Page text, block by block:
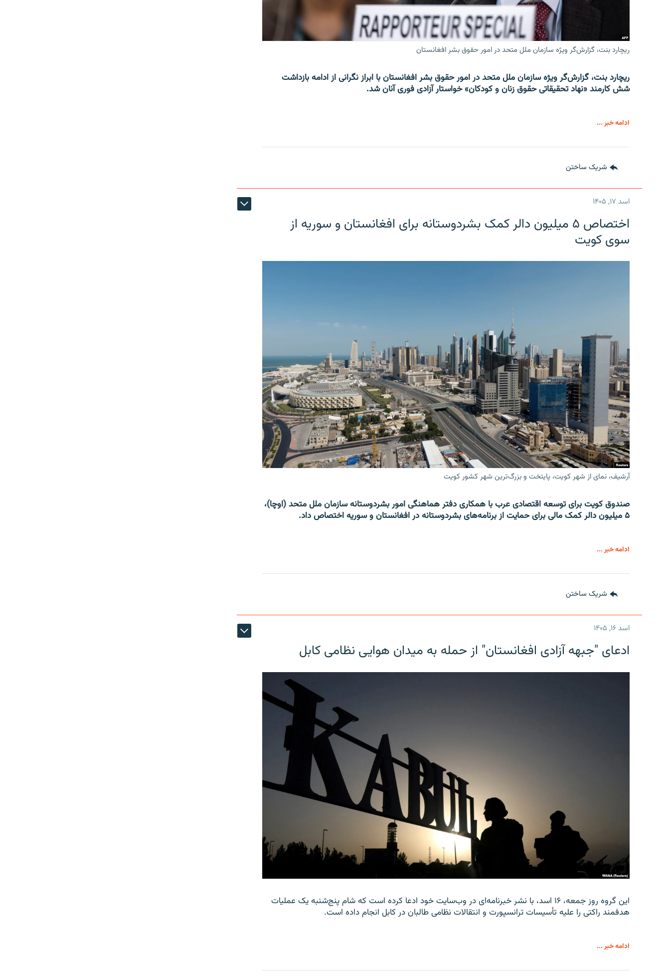
ریچارد بنت، گزارش‌گر ویژه سازمان ملل متحد در امور حقوق بشر افغانستان
ریچارد بنت، گزارش‌گر ویژه سازمان ملل متحد در امور حقوق بشر افغانستان با ابراز نگرانی از ادامه بازداشت
شش کارمند «نهاد تحقیقاتی حقوق زنان و کودکان» خواستار آزادی فوری آنان شد.
ادامه خبر ...
شریک ساختن
اسد ۱۷, ۱۴۰۵
اختصاص ۵ میلیون دالر کمک بشردوستانه برای افغانستان و سوریه از
سوی کویت
آرشیف، نمای از شهر کویت، پایتخت و بزرگ‌ترین شهر کشور کویت
صندوق کویت برای توسعه اقتصادی عرب با همکاری دفتر هماهنگی امور بشردوستانه سازمان ملل متحد (اوچا)،
۵ میلیون دالر کمک مالی برای حمایت از برنامه‌های بشردوستانه در افغانستان و سوریه اختصاص داد.
ادامه خبر ...
شریک ساختن
اسد ۱۶, ۱۴۰۵
ادعای "جبهه آزادی افغانستان" از حمله به میدان هوایی نظامی کابل
این گروه روز جمعه، ۱۶ اسد، با نشر خبرنامه‌ای در وب‌سایت خود ادعا کرده است که شام پنج‌شنبه یک عملیات
هدفمند راکتی را علیه تأسیسات ترانسپورت و انتقالات نظامی طالبان در کابل انجام داده است.
ادامه خبر ...